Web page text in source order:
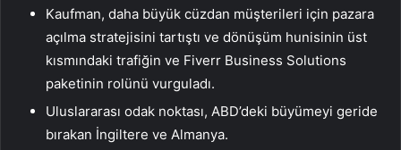
Kaufman, daha büyük cüzdan müşterileri için pazara
açılma stratejisini tartıştı ve dönüşüm hunisinin üst
kısmındaki trafiğin ve Fiverr Business Solutions
paketinin rolünü vurguladı.
Uluslararası odak noktası, ABD’deki büyümeyi geride
bırakan İngiltere ve Almanya.